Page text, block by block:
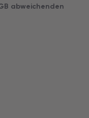
abweichenden